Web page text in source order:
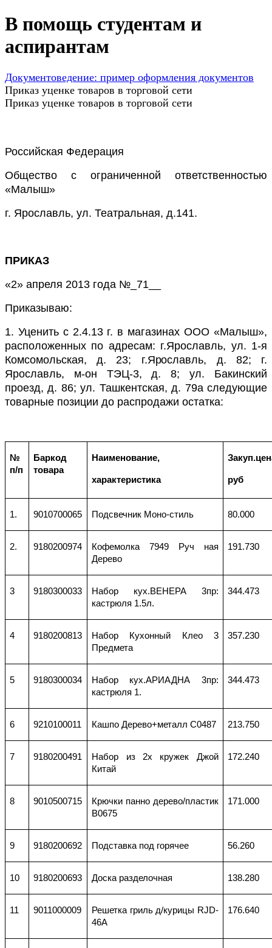
В помощь студентам и
аспирантам
Документоведение: пример оформления документов
Приказ уценке товаров в торговой сети
Приказ уценке товаров в торговой сети
Российская Федерация
Общество с ограниченной ответственностью
«Малыш»
г. Ярославль, ул. Театральная, д.141.
ПРИКАЗ
«2» апреля 2013 года №_71__
Приказываю:
1. Уценить с 2.4.13 г. в магазинах ООО «Малыш»,
расположенных по адресам: г.Ярославль, ул. 1-я
Комсомольская, д. 23; г.Ярославль, д. 82; г.
Ярославль, м-он ТЭЦ-3, д. 8; ул. Бакинский
проезд, д. 86; ул. Ташкентская, д. 79а следующие
товарные позиции до распродажи остатка:
№
п/п
Баркод
товара
Наименование,
характеристика руб
1. 9010700065 Подсвечник Моно-стиль 80.000
2. 9180200974
Кофемолка 7949 Руч ная
Дерево
191.730
3 9180300033
Набор кух.ВЕНЕРА 3пр:
кастрюля 1.5л.
344.473
4 9180200813
Набор Кухонный Клео 3
Предмета
357.230
5 9180300034
Набор кух.АРИАДНА 3пр:
кастрюля 1.
344.473
6 9210100011 Кашпо Дерево+металл С0487 213.750
7 9180200491
Набор из 2х кружек Джой
Китай
172.240
8 9010500715
Крючки панно дерево/пластик
В0675
171.000
9 9180200692 Подставка под горячее 56.260
10 9180200693 Доска разделочная 138.280
11 9011000009
Решетка гриль д/курицы RJD-
46A
176.640